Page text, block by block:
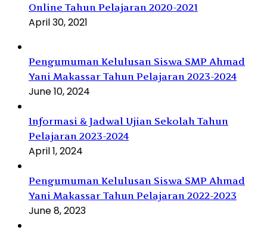
Online Tahun Pelajaran 2020-2021
April 30, 2021
Pengumuman Kelulusan Siswa SMP Ahmad
Yani Makassar Tahun Pelajaran 2023-2024
June 10, 2024
Informasi & Jadwal Ujian Sekolah Tahun
Pelajaran 2023-2024
April 1, 2024
Pengumuman Kelulusan Siswa SMP Ahmad
Yani Makassar Tahun Pelajaran 2022-2023
June 8, 2023